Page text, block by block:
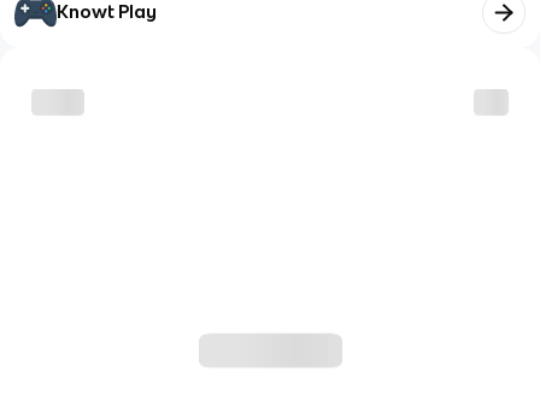
Knowt Play